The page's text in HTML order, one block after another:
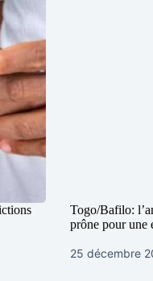
Togo/Bafilo:
prône pour une
25 décembre